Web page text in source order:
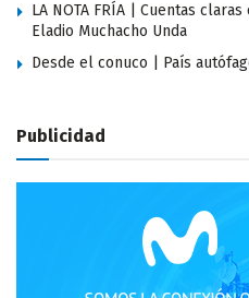
LA NOTA FRÍA | Cuentas
Eladio Muchacho Unda
Desde el conuco | País
Publicidad